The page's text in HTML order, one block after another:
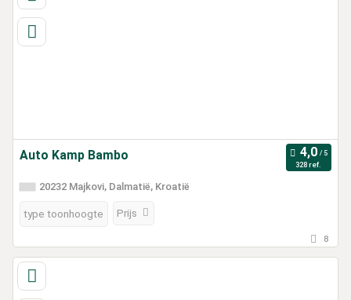
Auto Kamp Bambo
328 ref.
20232 Majkovi, Dalmatië, Kroatië
type toonhoogte Prijs
8